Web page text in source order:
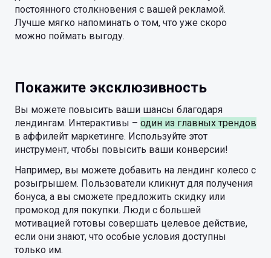
постоянного столкновения с вашей рекламой.
Лучше мягко напоминать о том, что уже скоро
можно поймать выгоду.
Покажите эксклюзивность
Вы можете повысить ваши шансы благодаря
лендингам. Интерактивы – один из главных трендов
в аффилейт маркетинге. Используйте этот
инструмент, чтобы повысить ваши конверсии!
Например, вы можете добавить на лендинг колесо с
розыгрышем. Пользователи кликнут для получения
бонуса, а вы сможете предложить скидку или
промокод для покупки. Люди с большей
мотивацией готовы совершать целевое действие,
если они знают, что особые условия доступны
только им.